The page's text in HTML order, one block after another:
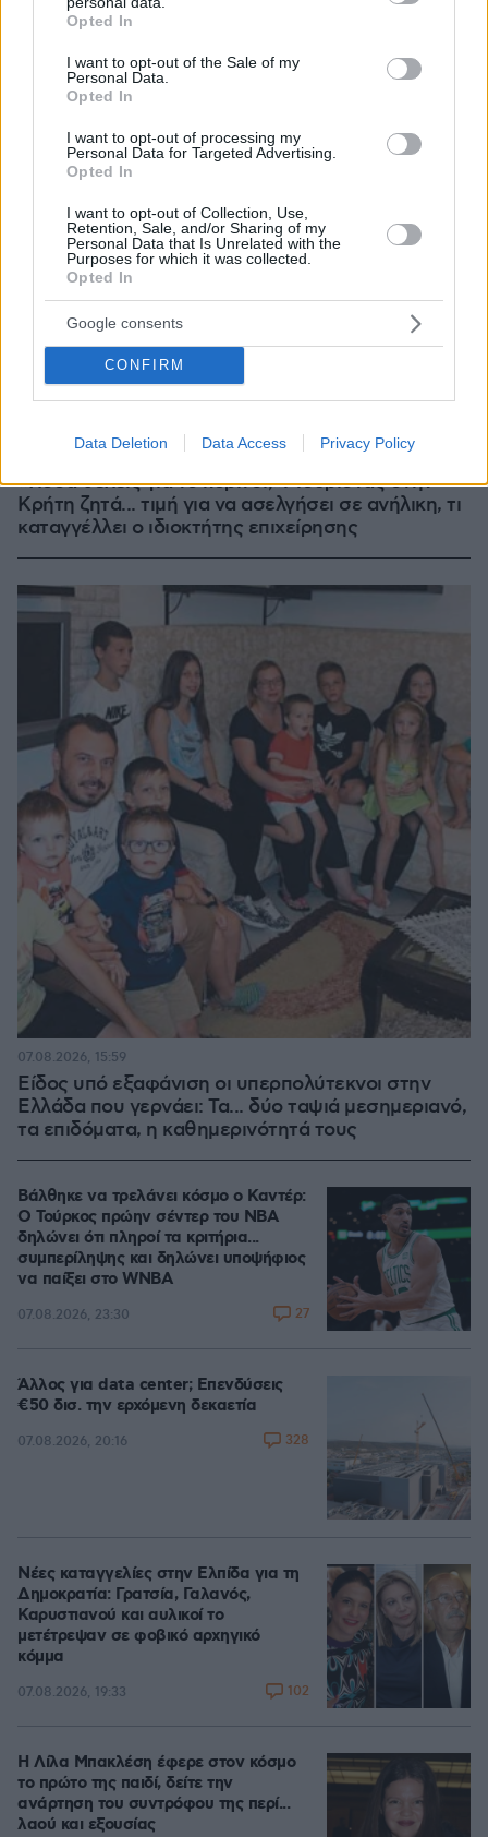
grant or deny consent to Google and its third-party tags to
use your data for below specified purposes in below Google
consent section.
Opted In
I want to opt-out of the Sale of my
Personal Data.
Opted In
I want to opt-out of processing my
Personal Data for Targeted Advertising.
Opted In
I want to opt-out of Collection, Use,
Retention, Sale, and/or Sharing of my
Personal Data that Is Unrelated with the
Purposes for which it was collected.
Opted In
Google consents
CONFIRM
Data Deletion Data Access Privacy Policy
«Πόσα θέλεις για το κορίτσι;»: Τουρίστας στην
Κρήτη ζητά... τιμή για να ασελγήσει σε ανήλικη, τι
καταγγέλλει ο ιδιοκτήτης επιχείρησης
Είδος υπό εξαφάνιση οι υπερπολύτεκνοι στην
Ελλάδα που γερνάει: Τα... δύο ταψιά μεσημεριανό,
τα επιδόματα, η καθημερινότητά τους
07.08.2026, 15:59
Βάλθηκε να τρελάνει κόσμο ο Καντέρ:
Ο Τούρκος πρώην σέντερ του NBA
δηλώνει ότι πληροί τα κριτήρια...
συμπερίληψης και δηλώνει υποψήφιος
να παίξει στο WNBA
07.08.2026, 23:30 27
Άλλος για data center; Επενδύσεις
€50 δισ. την ερχόμενη δεκαετία
07.08.2026, 20:16 328
Νέες καταγγελίες στην Ελπίδα για τη
Δημοκρατία: Γρατσία, Γαλανός,
Καρυστιανού και αυλικοί το
μετέτρεψαν σε φοβικό αρχηγικό
κόμμα
07.08.2026, 19:33 102
Η Λίλα Μπακλέση έφερε στον κόσμο
το πρώτο της παιδί, δείτε την
ανάρτηση του συντρόφου της περί...
λαού και εξουσίας